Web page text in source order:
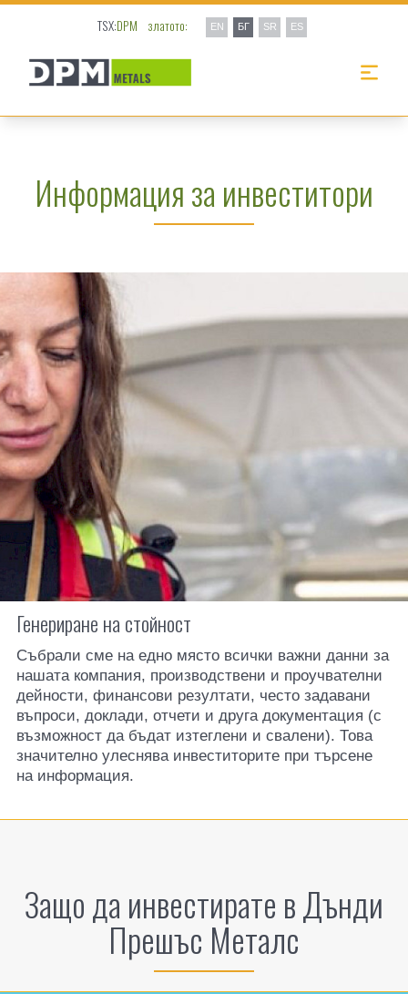
TSX:DPM златото: EN БГ SR ES
Информация за инвеститори
Генериране на стойност
Събрали сме на едно място всички важни данни за
нашата компания, производствени и проучвателни
дейности, финансови резултати, често задавани
въпроси, доклади, отчети и друга документация (с
възможност да бъдат изтеглени и свалени). Това
значително улеснява инвеститорите при търсене
на информация.
Защо да инвестирате в Дънди
Прешъс Металс